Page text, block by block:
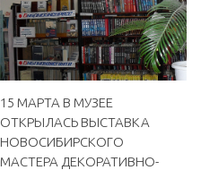
15 МАРТА В МУЗЕЕ
ОТКРЫЛАСЬ ВЫСТАВКА
НОВОСИБИРСКОГО
МАСТЕРА ДЕКОРАТИВНО-